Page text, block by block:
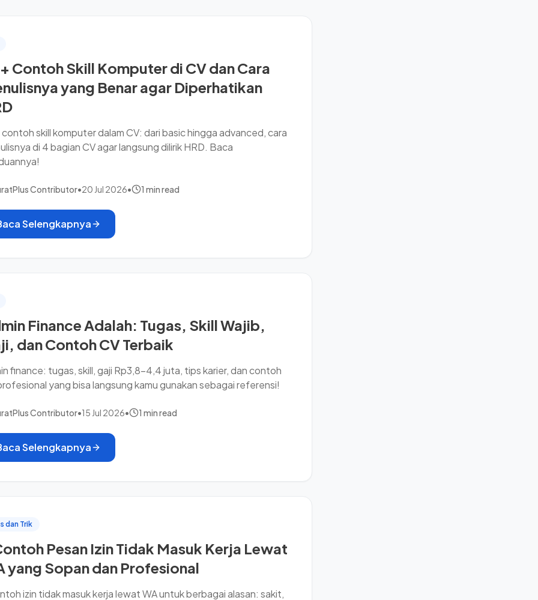
Contoh Skill Komputer di CV dan Cara
yang Benar agar Diperhatikan
skill komputer dalam CV: dari basic hingga advanced, cara
di 4 bagian CV agar langsung dilirik HRD. Baca
Contributor•20 Jul 2026• 1 min read
Selengkapnya
Finance Adalah: Tugas, Skill Wajib,
dan Contoh CV Terbaik
finance: tugas, skill, gaji Rp3,8–4,4 juta, tips karier, dan contoh
yang bisa langsung kamu gunakan sebagai referensi!
Contributor•15 Jul 2026• 1 min read
Selengkapnya
dan Trik
Pesan Izin Tidak Masuk Kerja Lewat
yang Sopan dan Profesional
izin tidak masuk kerja lewat WA untuk berbagai alasan: sakit,